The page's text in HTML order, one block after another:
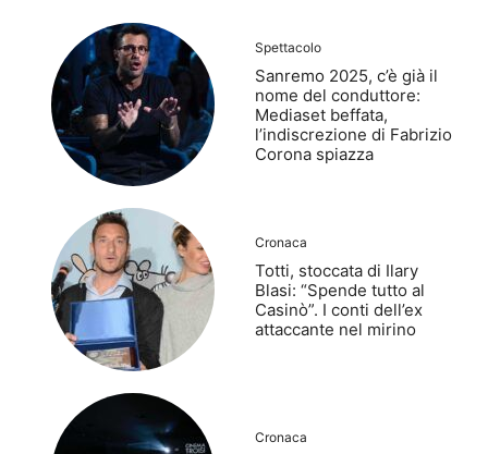
Spettacolo
Sanremo 2025, c’è già il
nome del conduttore:
Mediaset beffata,
l’indiscrezione di Fabrizio
Corona spiazza
Cronaca
Totti, stoccata di Ilary
Blasi: “Spende tutto al
Casinò”. I conti dell’ex
attaccante nel mirino
Cronaca